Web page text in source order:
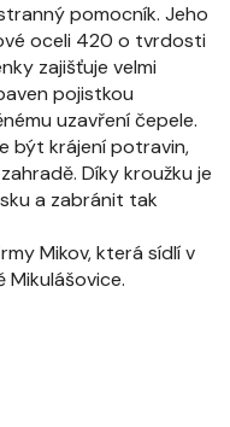
pomocník. Jeho
oceli 420 o tvrdosti
zajišťuje velmi
pojistkou
uzavření čepele.
být krájení potravin,
Díky kroužku je
a zabránit tak
Mikov, která sídlí v
Mikulášovice.